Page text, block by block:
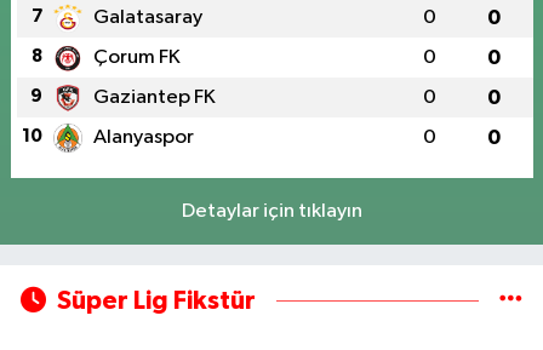
7 Galatasaray 0 0
8 Çorum FK 0 0
9 Gaziantep FK 0 0
10 Alanyaspor 0 0
Detaylar için tıklayın
Süper Lig Fikstür